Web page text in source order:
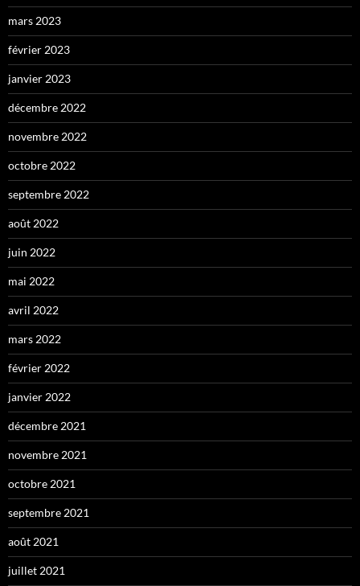
mars 2023
février 2023
janvier 2023
décembre 2022
novembre 2022
octobre 2022
septembre 2022
août 2022
juin 2022
mai 2022
avril 2022
mars 2022
février 2022
janvier 2022
décembre 2021
novembre 2021
octobre 2021
septembre 2021
août 2021
juillet 2021